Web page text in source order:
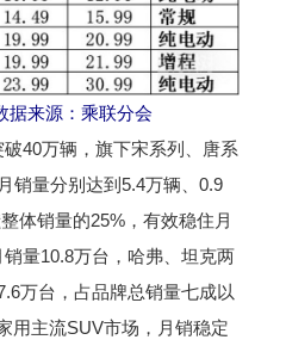
来源：乘联分会
40万辆，旗下宋系列、唐系
销量分别达到5.4万辆、0.9
体销量的25%，有效稳住月
量10.8万台，哈弗、坦克两
万台，占品牌总销量七成以
用主流SUV市场，月销稳定